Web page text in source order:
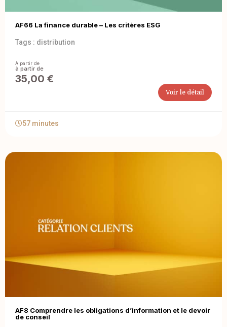
AF66 La finance durable – Les critères ESG
Tags : distribution
À partir de
35,00 €
Voir le détail
57 minutes
AF8 Comprendre les obligations d’information et le devoir
de conseil